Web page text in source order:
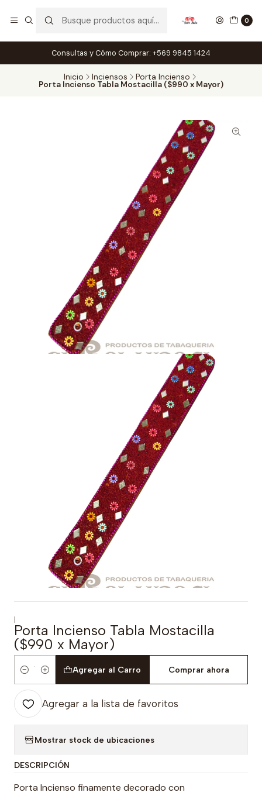
0
Consultas y Cómo Comprar: +569 9845 1424
Inicio Inciensos Porta Incienso
Porta Incienso Tabla Mostacilla ($990 x Mayor)
|
Porta Incienso Tabla Mostacilla
($990 x Mayor)
Cantidad
Agregar al Carro Comprar ahora
Agregar a la lista de favoritos
Mostrar stock de ubicaciones
DESCRIPCIÓN
Porta Incienso finamente decorado con